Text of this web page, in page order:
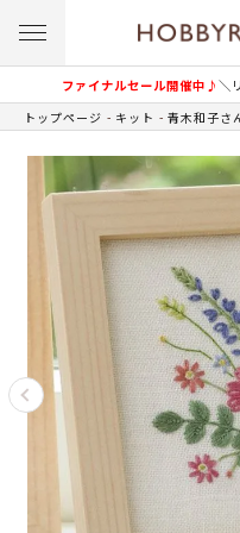
ファイナルセール開催中♪＼
トップページ キット 青木和子さ